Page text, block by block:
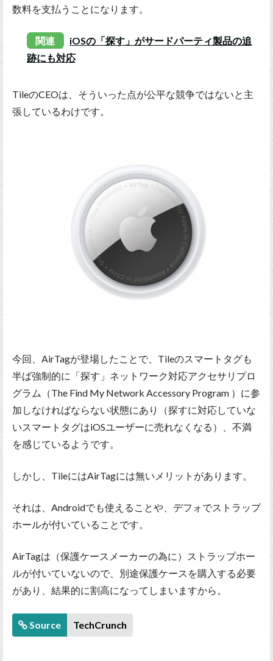
数料を支払うことになります。
関連
iOSの「探す」がサードパーティ製品の追
跡にも対応
TileのCEOは、そういった点が公平な競争ではないと主
張しているわけです。
今回、AirTagが登場したことで、Tileのスマートタグも
半ば強制的に「探す」ネットワーク対応アクセサリプロ
グラム（The Find My Network Accessory Program ）に参
加しなければならない状態にあり（探すに対応していな
いスマートタグはiOSユーザーに売れなくなる）、不満
を感じているようです。
しかし、TileにはAirTagには無いメリットがあります。
それは、Androidでも使えることや、デフォでストラップ
ホールが付いていることです。
AirTagは（保護ケースメーカーの為に）ストラップホー
ルが付いていないので、別途保護ケースを購入する必要
があり、結果的に割高になってしまいますから。
Source TechCrunch